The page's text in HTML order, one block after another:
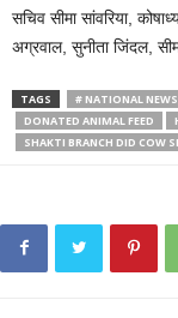
सचिव सीमा सांवरिया,
अग्रवाल, सुनीता जिंदल,
TAGS # NATIONAL NEWS
DONATED ANIMAL FEED
SHAKTI BRANCH DID COW